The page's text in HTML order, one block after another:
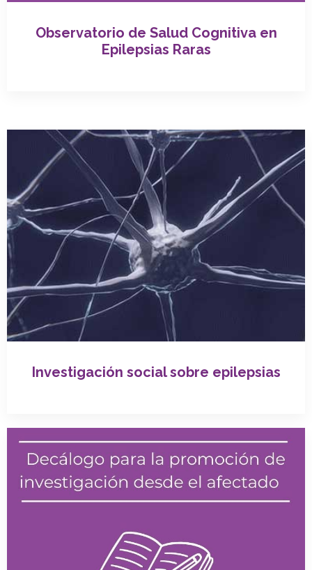
Observatorio de Salud Cognitiva en
Epilepsias Raras
Investigación social sobre epilepsias